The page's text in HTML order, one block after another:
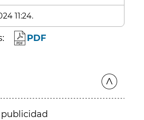
11:24.
PDF